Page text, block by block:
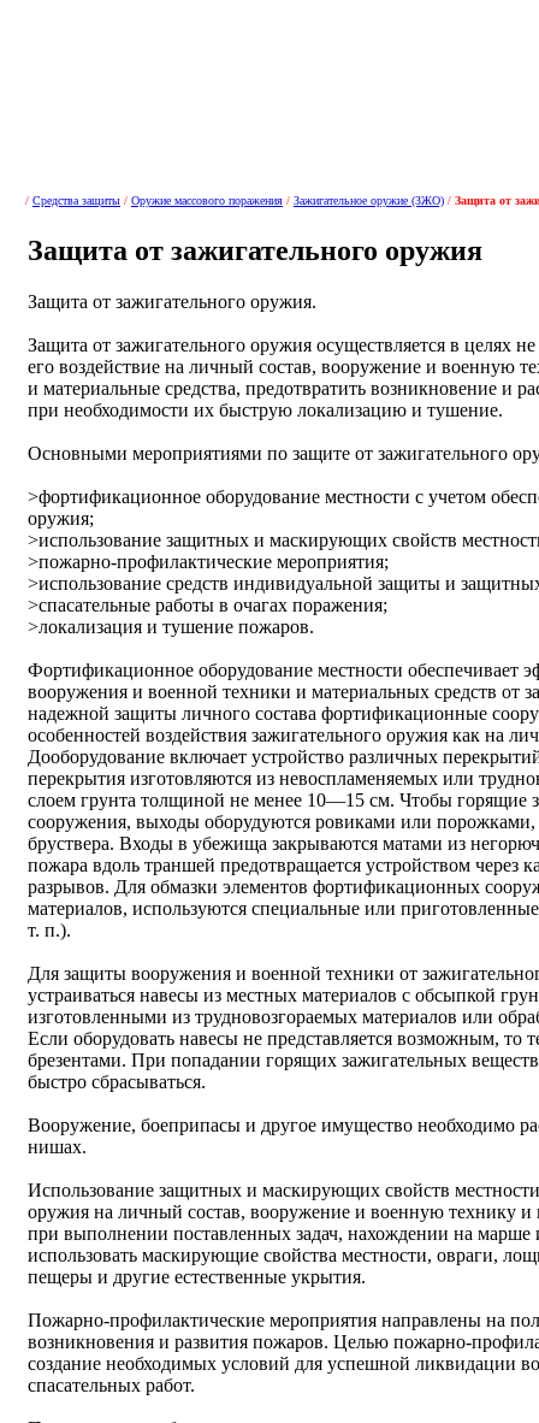
/ Средства защиты / Оружие массового поражения / Зажигательное оружие (ЗЖО) / Защита от
Защита от зажигательного оружия
Защита от зажигательного оружия.
Защита от зажигательного оружия осуществляется в целях
его воздействие на личный состав, вооружение и военную
и материальные средства, предотвратить возникновение и
при необходимости их быструю локализацию и тушение.
Основными мероприятиями по защите от зажигательного
>фортификационное оборудование местности с учетом
оружия;
>использование защитных и маскирующих свойств
>пожарно-профилактические мероприятия;
>использование средств индивидуальной защиты и
>спасательные работы в очагах поражения;
>локализация и тушение пожаров.
Фортификационное оборудование местности обеспечивает
вооружения и военной техники и материальных средств от
надежной защиты личного состава фортификационные
особенностей воздействия зажигательного оружия как на
Дооборудование включает устройство различных
перекрытия изготовляются из невоспламеняемых или
слоем грунта толщиной не менее 10—15 см. Чтобы горящие
сооружения, выходы оборудуются ровиками или порожками,
бруствера. Входы в убежища закрываются матами из
пожара вдоль траншей предотвращается устройством
разрывов. Для обмазки элементов фортификационных
материалов, используются специальные или
т. п.).
Для защиты вооружения и военной техники от
устраиваться навесы из местных материалов с обсыпкой
изготовленными из трудновозгораемых материалов или
Если оборудовать навесы не представляется возможным, то
брезентами. При попадании горящих зажигательных
быстро сбрасываться.
Вооружение, боеприпасы и другое имущество необходимо
нишах.
Использование защитных и маскирующих свойств местности
оружия на личный состав, вооружение и военную технику и
при выполнении поставленных задач, нахождении на
использовать маскирующие свойства местности, овраги,
пещеры и другие естественные укрытия.
Пожарно-профилактические мероприятия направлены на
возникновения и развития пожаров. Целью пожарно-
создание необходимых условий для успешной ликвидации
спасательных работ.